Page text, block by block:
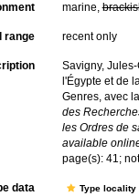
marine,
range recent only
Savigny,
l'Égypte et de
Genres, avec
des
les Ordres de
available
page(s): 41;
data Type